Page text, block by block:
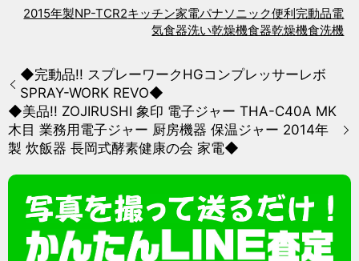
2015年製NP-TCR2キッチン家電パナソニック便利完動品電
気食器洗い乾燥機食器乾燥機食洗機
◆完動品!! スプレーワークHGコンプレッサーレボ
SPRAY-WORK REVO◆
◆美品!! ZOJIRUSHI 象印 電子ジャー THA-C40A MK
木目 業務用電子ジャー 厨房機器 保温ジャー 2014年
製 炊飯器 長岡式酵素健康の会 家電◆